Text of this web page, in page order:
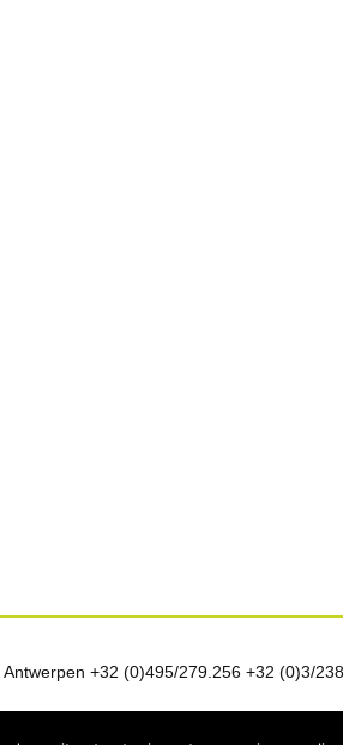
+32 (0)495/279.256 +32 (0)3/